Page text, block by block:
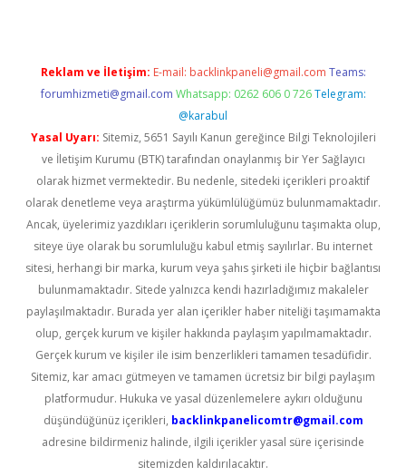
Reklam ve İletişim: E-mail: backlinkpaneli@gmail.com Teams:
forumhizmeti@gmail.com Whatsapp: 0262 606 0 726 Telegram:
@karabul
Yasal Uyarı: Sitemiz, 5651 Sayılı Kanun gereğince Bilgi Teknolojileri
ve İletişim Kurumu (BTK) tarafından onaylanmış bir Yer Sağlayıcı
olarak hizmet vermektedir. Bu nedenle, sitedeki içerikleri proaktif
olarak denetleme veya araştırma yükümlülüğümüz bulunmamaktadır.
Ancak, üyelerimiz yazdıkları içeriklerin sorumluluğunu taşımakta olup,
siteye üye olarak bu sorumluluğu kabul etmiş sayılırlar. Bu internet
sitesi, herhangi bir marka, kurum veya şahıs şirketi ile hiçbir bağlantısı
bulunmamaktadır. Sitede yalnızca kendi hazırladığımız makaleler
paylaşılmaktadır. Burada yer alan içerikler haber niteliği taşımamakta
olup, gerçek kurum ve kişiler hakkında paylaşım yapılmamaktadır.
Gerçek kurum ve kişiler ile isim benzerlikleri tamamen tesadüfidir.
Sitemiz, kar amacı gütmeyen ve tamamen ücretsiz bir bilgi paylaşım
platformudur. Hukuka ve yasal düzenlemelere aykırı olduğunu
düşündüğünüz içerikleri, backlinkpanelicomtr@gmail.com
adresine bildirmeniz halinde, ilgili içerikler yasal süre içerisinde
sitemizden kaldırılacaktır.